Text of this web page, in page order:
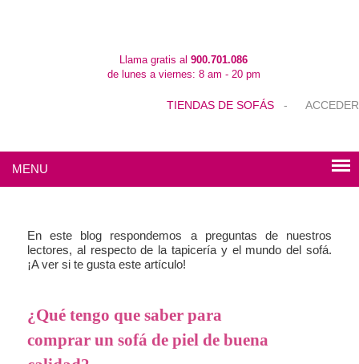
Llama gratis al 900.701.086
de lunes a viernes: 8 am - 20 pm
TIENDAS DE SOFÁS - ACCEDER
MENU
En este blog respondemos a preguntas de nuestros
lectores, al respecto de la tapicería y el mundo del sofá.
¡A ver si te gusta este artículo!
¿Qué tengo que saber para
comprar un sofá de piel de buena